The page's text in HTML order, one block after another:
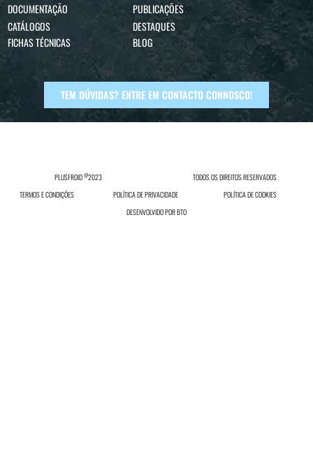
DOCUMENTAÇÃO
CATÁLOGOS
FICHAS TÉCNICAS
PUBLICAÇÕES
DESTAQUES
BLOG
TEM DÚVIDAS? ENTRE EM CONTACTO CONNOSCO!
PLUSFROID@2023
TODOS OS DIREITOS RESERVADOS
TERMOS E CONDIÇÕES
POLÍTICA DE PRIVACIDADE
POLÍTICA DE COOKIES
DESENVOLVIDO PORBTO